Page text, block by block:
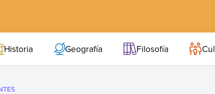
Historia Geografía Filosofía